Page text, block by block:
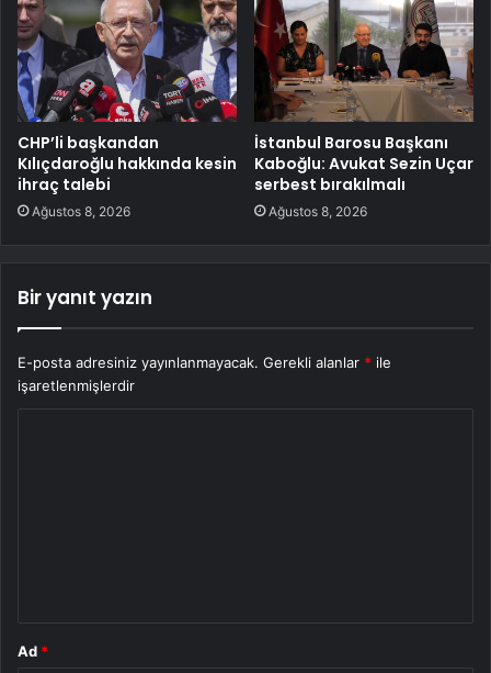
CHP’li başkandan
Kılıçdaroğlu hakkında kesin
ihraç talebi
Ağustos 8, 2026
İstanbul Barosu Başkanı
Kaboğlu: Avukat Sezin Uçar
serbest bırakılmalı
Ağustos 8, 2026
Bir yanıt yazın
E-posta adresiniz yayınlanmayacak. Gerekli alanlar * ile
işaretlenmişlerdir
Ad *